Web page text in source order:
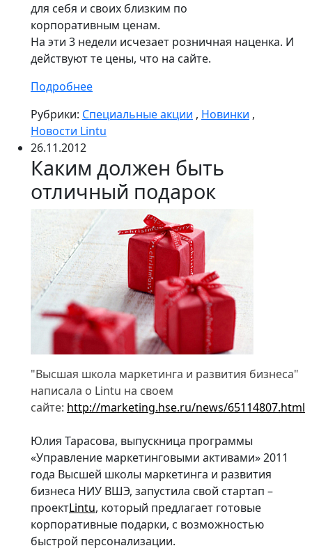
для себя и своих близким по
корпоративным ценам.
На эти 3 недели исчезает розничная наценка. И
действуют те цены, что на сайте.
Подробнее
Рубрики: Специальные акции , Новинки ,
Новости Lintu
26.11.2012
Каким должен быть
отличный подарок
"Высшая школа маркетинга и развития бизнеса"
написала о Lintu на своем
сайте: http://marketing.hse.ru/news/65114807.html
Юлия Тарасова, выпускница программы
«Управление маркетинговыми активами» 2011
года Высшей школы маркетинга и развития
бизнеса НИУ ВШЭ, запустила свой стартап –
проектLintu, который предлагает готовые
корпоративные подарки, с возможностью
быстрой персонализации.